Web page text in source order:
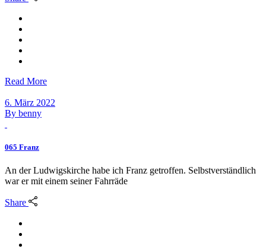
Read More
6. März 2022
By benny
065 Franz
An der Ludwigskirche habe ich Franz getroffen. Selbstverständlich
war er mit einem seiner Fahrräde
Share